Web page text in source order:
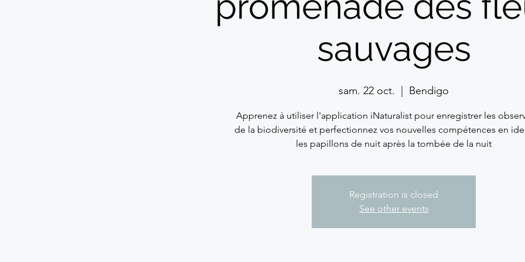
sauvages
sam. 22 oct. Bendigo
Apprenez à utiliser l'application iNaturalist pour enregistrer les
de la biodiversité et perfectionnez vos nouvelles compétences en
les papillons de nuit après la tombée de la nuit
Registration is closed
See other events